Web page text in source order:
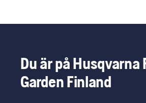
Du är på Husqvarna
Garden Finland